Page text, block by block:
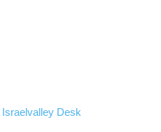
Israelvalley Desk